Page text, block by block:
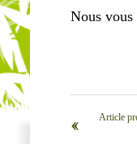
Nous vous
‹‹ Article